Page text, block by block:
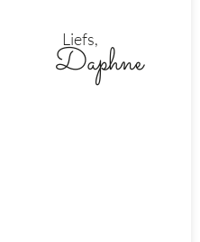
Liefs,
Daphne